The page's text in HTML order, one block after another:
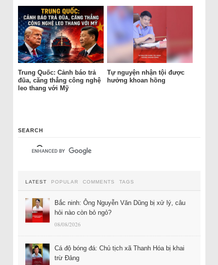
Trung Quốc: Cảnh báo trả
đũa, căng thẳng công nghệ
leo thang với Mỹ
Tự nguyện nhận tội được
hưởng khoan hồng
SEARCH
LATEST POPULAR COMMENTS TAGS
Bắc ninh: Ông Nguyễn Văn Dũng bị xử lý, câu
hỏi nào còn bỏ ngỏ?
08/08/2026
Cá độ bóng đá: Chủ tịch xã Thanh Hóa bị khai
trừ Đảng